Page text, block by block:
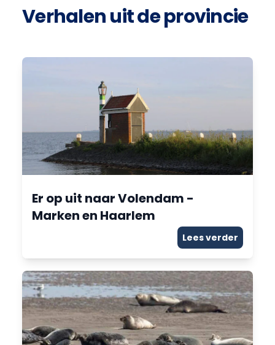
Verhalen uit de provincie
Er op uit naar Volendam -
Marken en Haarlem
Lees verder